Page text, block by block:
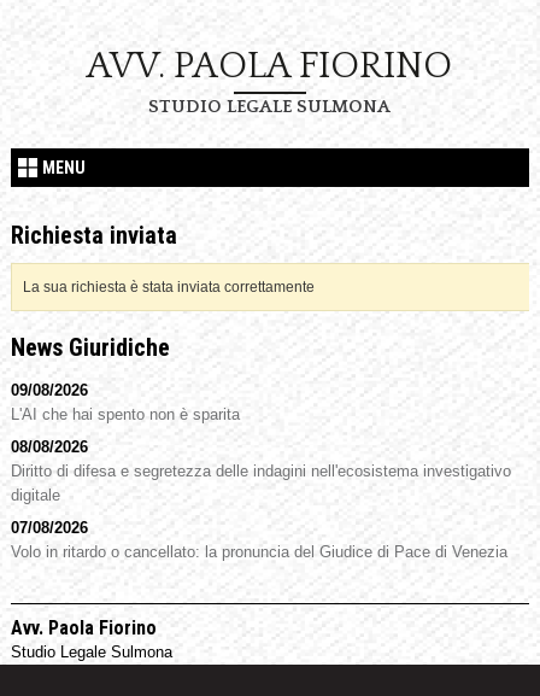
AVV. PAOLA FIORINO
STUDIO LEGALE SULMONA
MENU
Richiesta inviata
La sua richiesta è stata inviata correttamente
News Giuridiche
09/08/2026
L'AI che hai spento non è sparita
08/08/2026
Diritto di difesa e segretezza delle indagini nell'ecosistema investigativo
digitale
07/08/2026
Volo in ritardo o cancellato: la pronuncia del Giudice di Pace di Venezia
Avv. Paola Fiorino
Studio Legale Sulmona